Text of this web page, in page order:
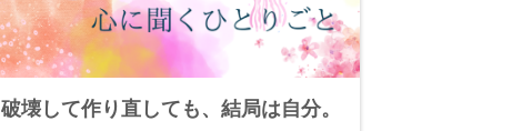
破壊して作り直しても、結局は自分。